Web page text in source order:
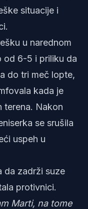
situacije i
u narednom
od 6-5 i priliku da
do tri meč lopte,
kada je
terena. Nakon
se srušila
uspeh u
da zadrži suze
protivnici.
Marti, na tome